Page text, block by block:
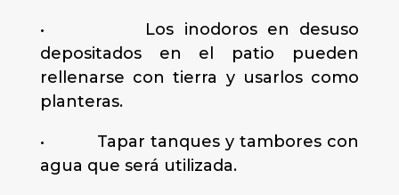
• Los inodoros en desuso
depositados en el patio pueden
rellenarse con tierra y usarlos como
planteras.
• Tapar tanques y tambores con
agua que será utilizada.